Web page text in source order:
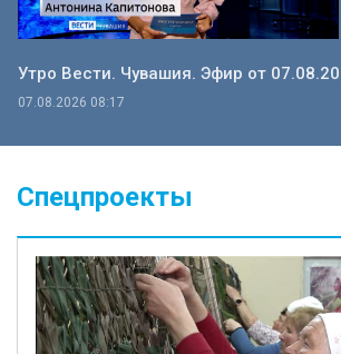
Утро Вести. Чувашия. Эфир от
07.08.2026 08:17
Спецпроекты